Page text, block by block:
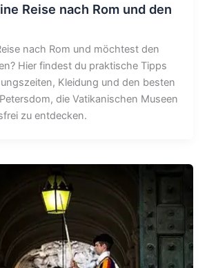
Reise nach Rom und den
nach Rom und möchtest den
Hier findest du praktische Tipps
Kleidung und den besten
die Vatikanischen Museen
zu entdecken.